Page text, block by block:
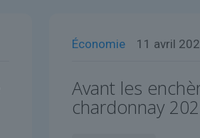
Économie 11 avril
Avant les
chardonnay